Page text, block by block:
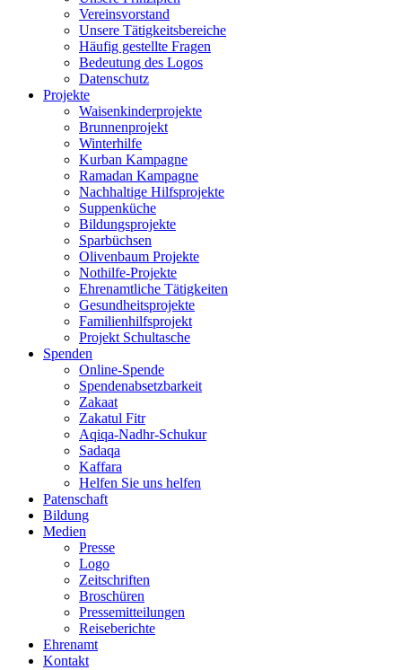
Vereinsvorstand
Unsere Tätigkeitsbereiche
Häufig gestellte Fragen
Bedeutung des Logos
Datenschutz
Projekte
Waisenkinderprojekte
Brunnenprojekt
Winterhilfe
Kurban Kampagne
Ramadan Kampagne
Nachhaltige Hilfsprojekte
Suppenküche
Bildungsprojekte
Sparbüchsen
Olivenbaum Projekte
Nothilfe-Projekte
Ehrenamtliche Tätigkeiten
Gesundheitsprojekte
Familienhilfsprojekt
Projekt Schultasche
Spenden
Online-Spende
Spendenabsetzbarkeit
Zakaat
Zakatul Fitr
Aqiqa-Nadhr-Schukur
Sadaqa
Kaffara
Helfen Sie uns helfen
Patenschaft
Bildung
Medien
Presse
Logo
Zeitschriften
Broschüren
Pressemitteilungen
Reiseberichte
Ehrenamt
Kontakt